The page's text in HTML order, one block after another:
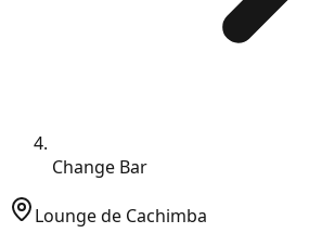
Change Bar
Lounge de Cachimba